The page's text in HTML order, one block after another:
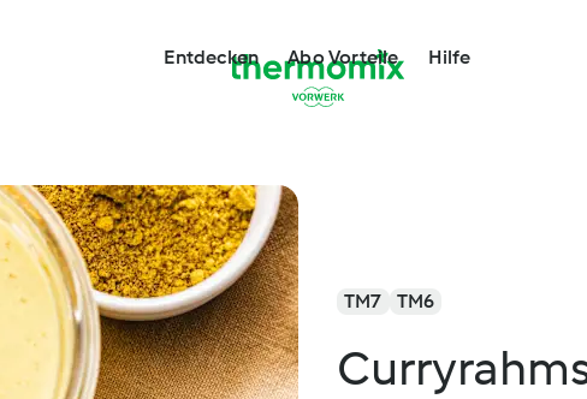
Entdecken Abo Vorteile Hilfe
TM7 TM6